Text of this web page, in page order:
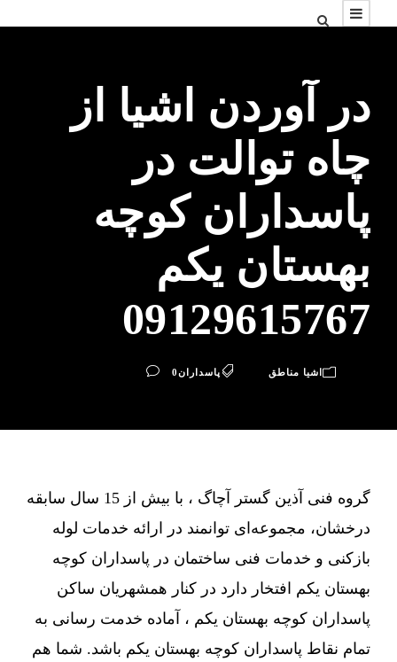
در آوردن اشیا از
چاه توالت در
پاسداران کوچه
بهستان یکم
09129615767
اشیا مناطق پاسداران0
گروه فنی آذین گستر آچاگ ، با بیش از 15 سال سابقه
درخشان، مجموعه‌ای توانمند در ارائه خدمات لوله
بازکنی و خدمات فنی ساختمان در پاسداران کوچه
بهستان یکم افتخار دارد در کنار همشهریان ساکن
پاسداران کوچه بهستان یکم ، آماده خدمت رسانی به
تمام نقاط پاسداران کوچه بهستان یکم باشد. شما هم